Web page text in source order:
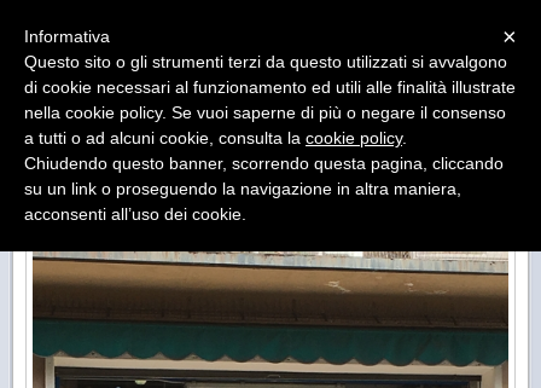
L'Artistica
Articoli per belle arti - Materiali per restauro - Colori -
Vernici
×
Informativa
Questo sito o gli strumenti terzi da questo utilizzati si avvalgono
di cookie necessari al funzionamento ed utili alle finalità illustrate
nella cookie policy. Se vuoi saperne di più o negare il consenso
a tutti o ad alcuni cookie, consulta la cookie policy.
Chiudendo questo banner, scorrendo questa pagina, cliccando
su un link o proseguendo la navigazione in altra maniera,
acconsenti all’uso dei cookie.